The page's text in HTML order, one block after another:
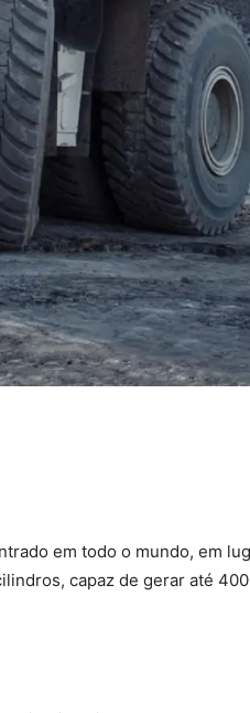
em todo o mundo, em
capaz de gerar até